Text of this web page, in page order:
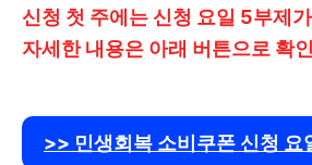
신청 첫 주에는 신청 요일 5부제
자세한 내용은 아래 버튼으로 확
>> 민생회복 소비쿠폰 신청 요